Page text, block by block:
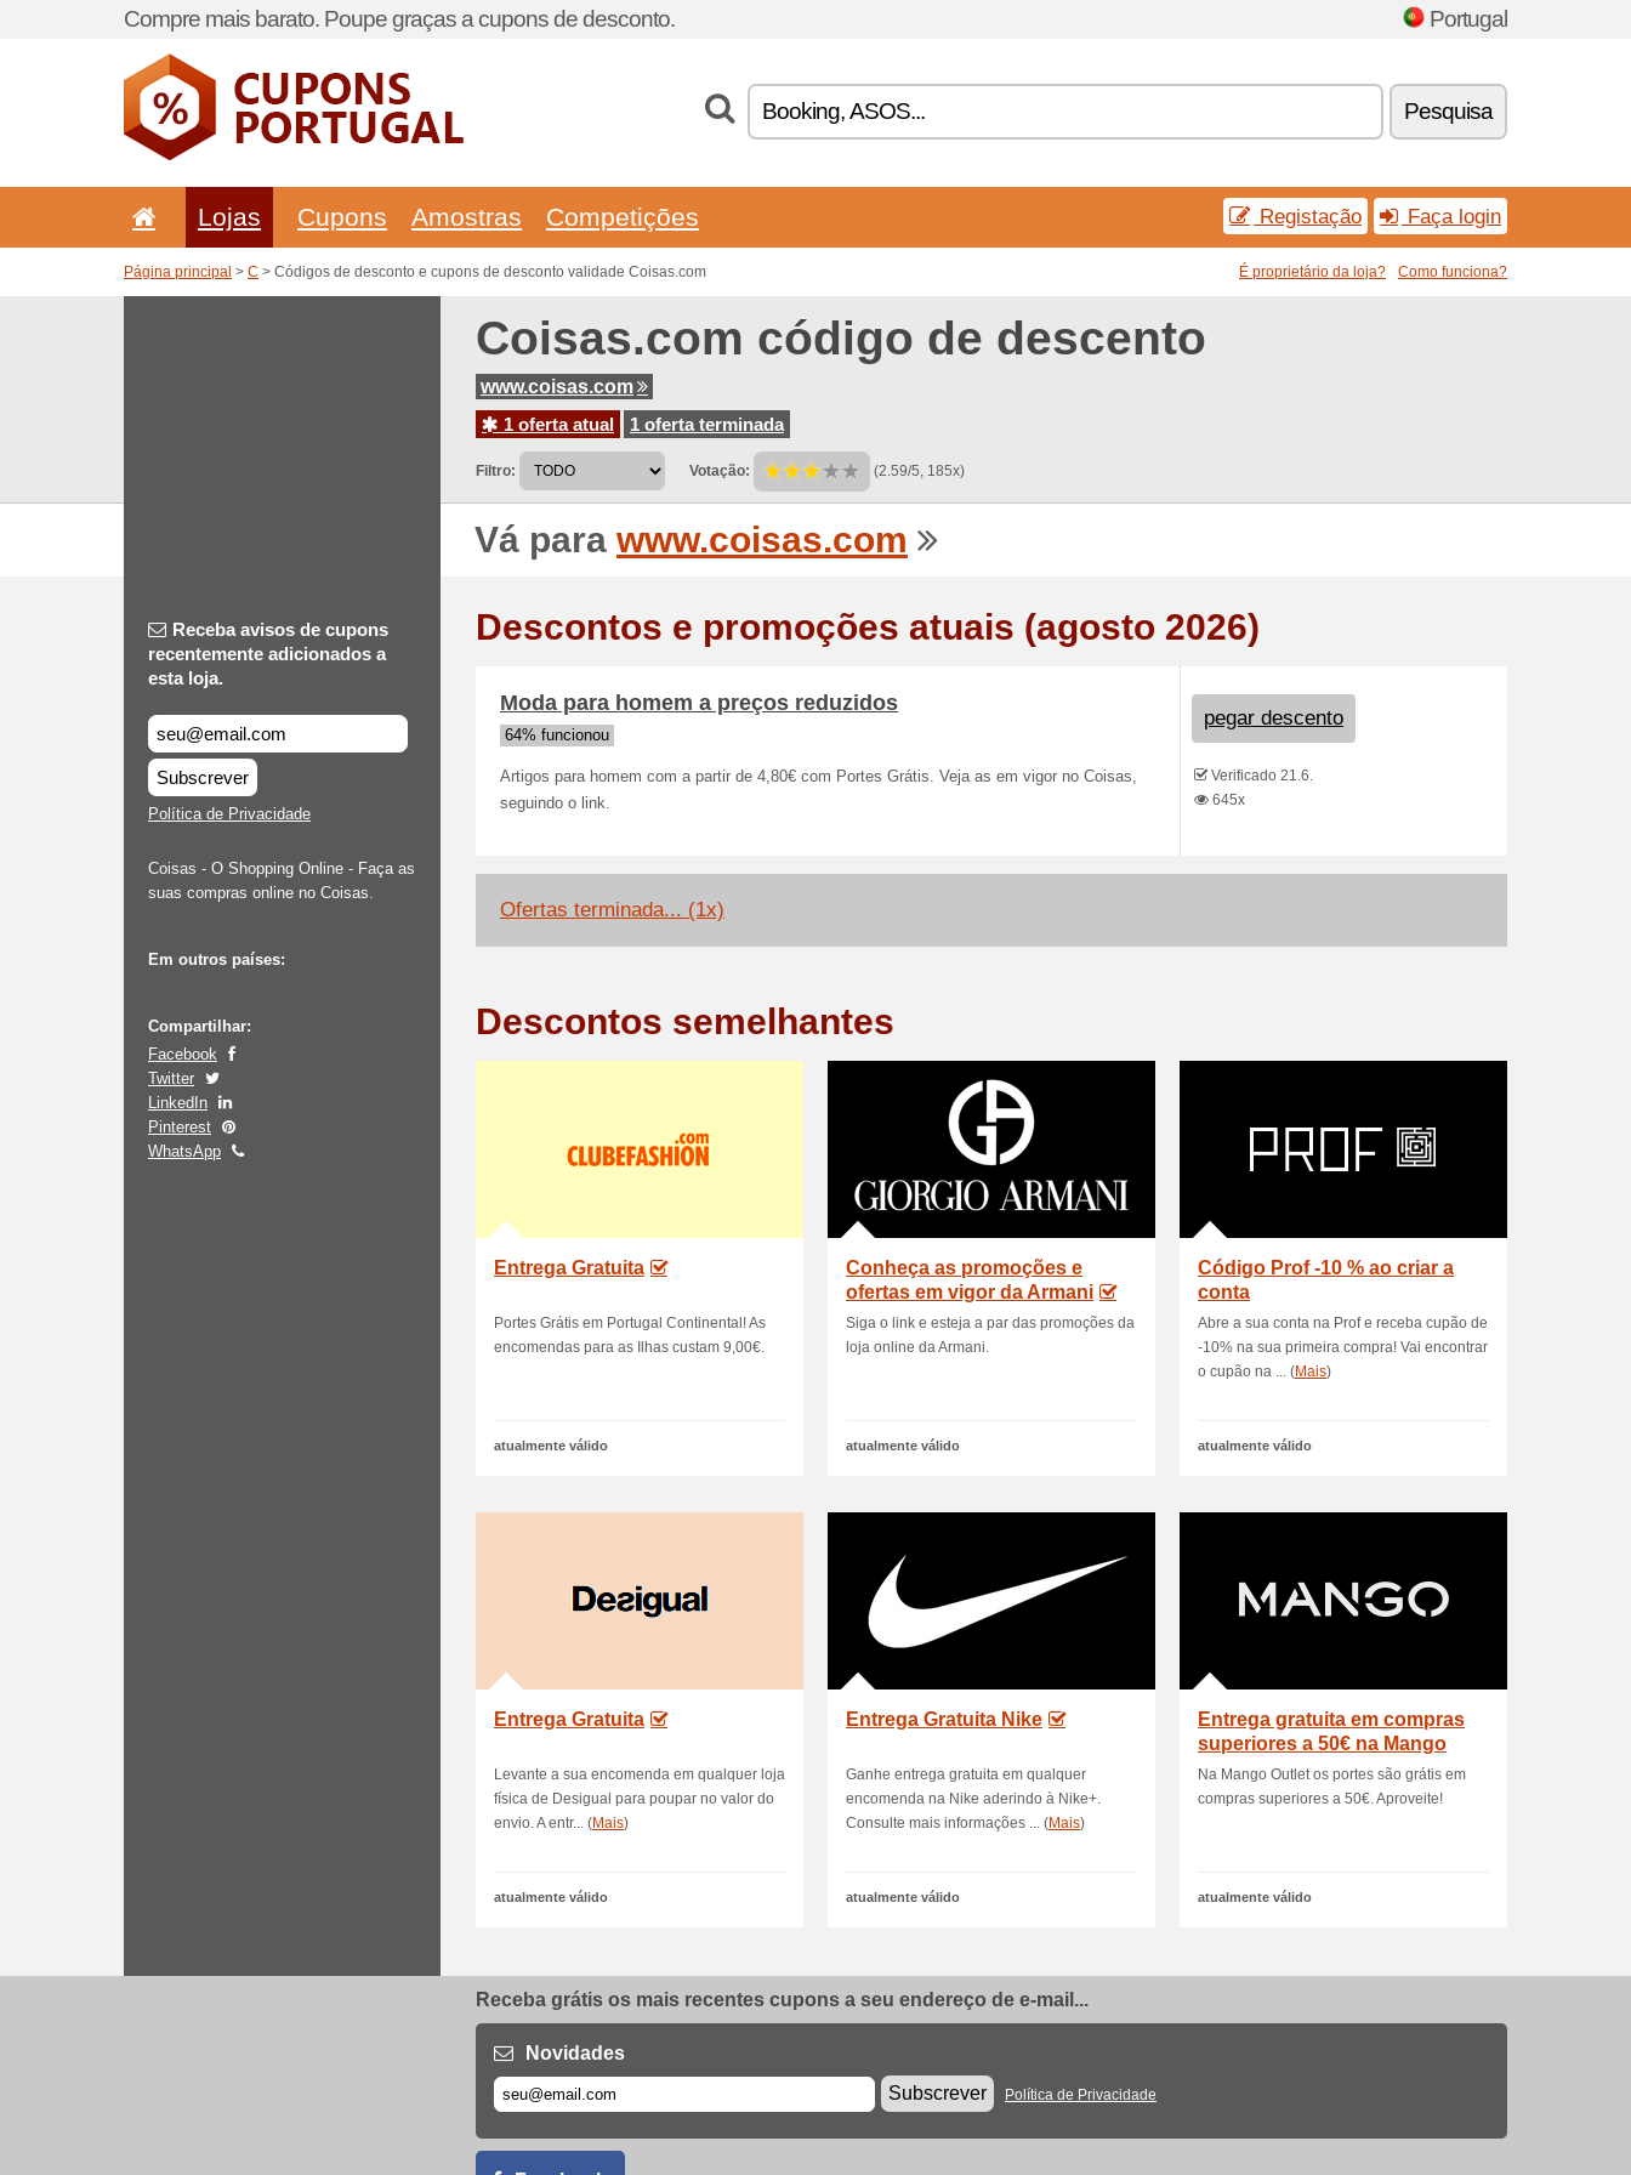
Compre mais barato. Poupe graças a cupons de desconto. Portugal
Pesquisa
Lojas Cupons Amostras Competições Registação Faça login
Página principal > C > Códigos de desconto e cupons de desconto validade Coisas.com É proprietário da loja? Como funciona?
Coisas.com código de descento
www.coisas.com
1 oferta atual
1 oferta terminada
Filtro: Votação: (2.59/5, 185x)
Vá para www.coisas.com
Receba avisos de cupons
recentemente adicionados a
esta loja.
Subscrever
Política de Privacidade
Coisas - O Shopping Online - Faça as
suas compras online no Coisas.
Em outros países:
Compartilhar:
Facebook
Twitter
LinkedIn
Pinterest
WhatsApp
Descontos e promoções atuais (agosto 2026)
Moda para homem a preços reduzidos
64% funcionou
Artigos para homem com a partir de 4,80€ com Portes Grátis. Veja as em vigor no Coisas,
seguindo o link.
pegar descento
Verificado 21.6.
645x
Ofertas terminada... (1x)
Descontos semelhantes
Entrega Gratuita
Portes Grátis em Portugal Continental! As
encomendas para as Ilhas custam 9,00€.
atualmente válido
Conheça as promoções e
ofertas em vigor da Armani
Siga o link e esteja a par das promoções da
loja online da Armani.
atualmente válido
Código Prof -10 % ao criar a
conta
Abre a sua conta na Prof e receba cupão de
-10% na sua primeira compra! Vai encontrar
o cupão na ... (Mais)
atualmente válido
Entrega Gratuita
Levante a sua encomenda em qualquer loja
física de Desigual para poupar no valor do
envio. A entr... (Mais)
atualmente válido
Entrega Gratuita Nike
Ganhe entrega gratuita em qualquer
encomenda na Nike aderindo à Nike+.
Consulte mais informações ... (Mais)
atualmente válido
Entrega gratuita em compras
superiores a 50€ na Mango
Outlet
Na Mango Outlet os portes são grátis em
compras superiores a 50€. Aproveite!
atualmente válido
Receba grátis os mais recentes cupons a seu endereço de e-mail...
Novidades
Subscrever
Política de Privacidade